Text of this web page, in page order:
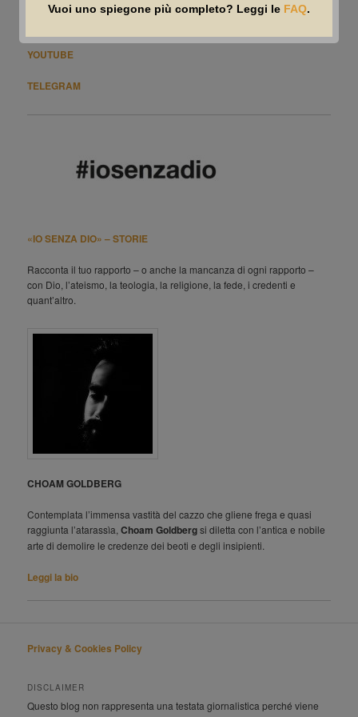
EMAIL
YOUTUBE
TELEGRAM
«IO SENZA DIO» – STORIE
Racconta il tuo rapporto – o anche la mancanza di ogni rapporto –
con Dio, l’ateismo, la teologia, la religione, la fede, i credenti e
quant’altro.
CHOAM GOLDBERG
Contemplata l’immensa vastità del cazzo che gliene frega e quasi
raggiunta l’atarassìa,Choam Goldbergsi diletta con l’antica e nobile
arte di demolire le credenze dei beoti e degli insipienti.
Leggi la bio
Privacy & Cookies Policy
DISCLAIMER
Questo blog non rappresenta una testata giornalistica perché viene
Vuoi uno spiegone più completo? Leggi le FAQ.